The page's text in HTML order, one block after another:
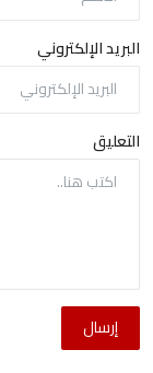
البريد الإلكتروني
التعليق
إرسال